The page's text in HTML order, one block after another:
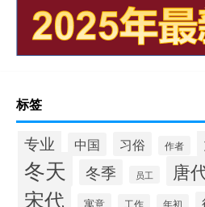
标签
专业 中国 习俗 作者
冬天 冬季 员工 唐
宋代 寓意 工作 年初